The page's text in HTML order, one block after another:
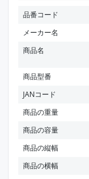
品番コード
メーカー名
商品名
商品型番
JANコード
商品の重量
商品の容量
商品の縦幅
商品の横幅